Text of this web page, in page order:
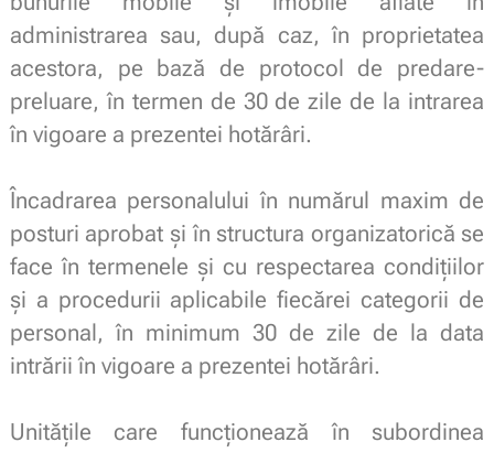
administrarea sau, după caz, în proprietatea
acestora, pe bază de protocol de predare-
preluare, în termen de 30 de zile de la intrarea
în vigoare a prezentei hotărâri.
Încadrarea personalului în numărul maxim de
posturi aprobat şi în structura organizatorică se
face în termenele şi cu respectarea condiţiilor
şi a procedurii aplicabile fiecărei categorii de
personal, în minimum 30 de zile de la data
intrării în vigoare a prezentei hotărâri.
Unităţile care funcţionează în subordinea